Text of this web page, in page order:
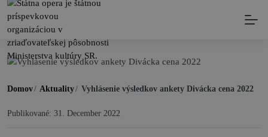
Domov/ Aktuality/ Vyhlásenie výsledkov ankety Divácka cena 2022
Publikované: 31. December 2022